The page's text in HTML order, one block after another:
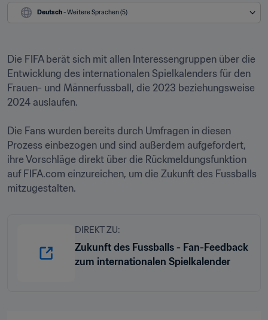
Deutsch - Weitere Sprachen (5)
Die FIFA berät sich mit allen Interessengruppen über die
Entwicklung des internationalen Spielkalenders für den
Frauen- und Männerfussball, die 2023 beziehungsweise
2024 auslaufen.
Die Fans wurden bereits durch Umfragen in diesen
Prozess einbezogen und sind außerdem aufgefordert,
ihre Vorschläge direkt über die Rückmeldungsfunktion
auf FIFA.com einzureichen, um die Zukunft des Fussballs
mitzugestalten.
DIREKT ZU:
Zukunft des Fussballs - Fan-Feedback
zum internationalen Spielkalender